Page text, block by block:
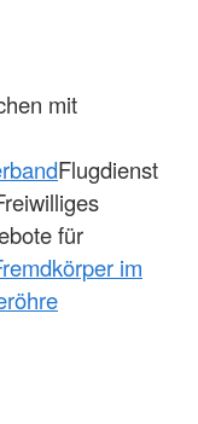
mit
Flugdienst
für
im